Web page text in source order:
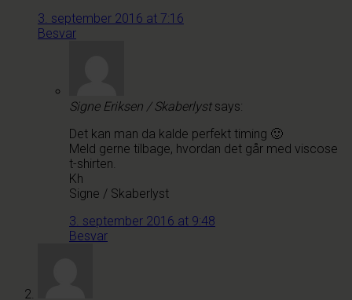
3. september 2016 at 7:16
Besvar
Signe Eriksen / Skaberlyst says:
Det kan man da kalde perfekt timing 🙂
Meld gerne tilbage, hvordan det går med viscose
t-shirten.
Kh
Signe / Skaberlyst
3. september 2016 at 9:48
Besvar